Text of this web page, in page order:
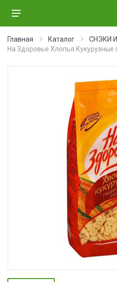
Главная Каталог
СНЭКИ
На Здоровье Хлопья Кукурузные